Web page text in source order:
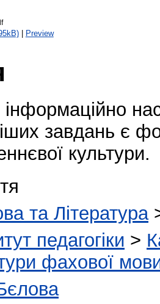
| Preview
завдань є
культури.
та Література
педагогіки >
фахової